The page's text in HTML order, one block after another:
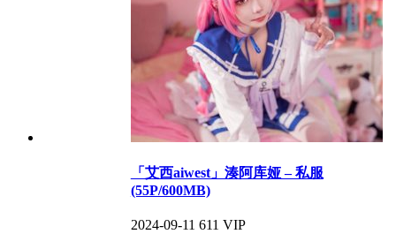
「艾西aiwest」湊阿库娅 – 私服
(55P/600MB)
2024-09-11 611 VIP